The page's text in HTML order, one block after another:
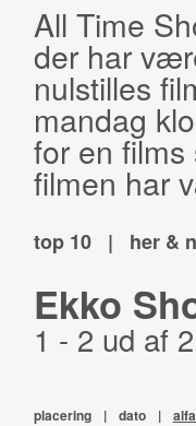
All Time
der har
nulstilles
mandag
for en
filmen har
top 10 | her &
Ekko
1 - 2 ud af
placering | dato |